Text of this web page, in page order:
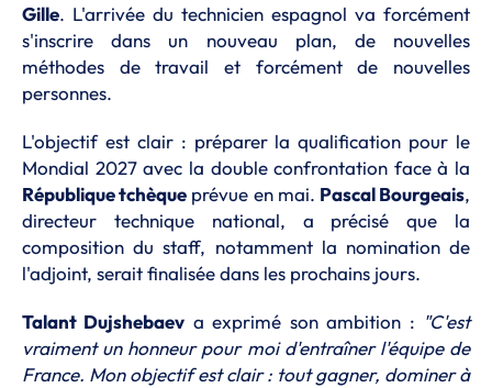
Gille. L'arrivée du technicien espagnol va forcément
s'inscrire dans un nouveau plan, de nouvelles
méthodes de travail et forcément de nouvelles
personnes.
L'objectif est clair : préparer la qualification pour le
Mondial 2027 avec la double confrontation face à la
République tchèque prévue en mai. Pascal Bourgeais,
directeur technique national, a précisé que la
composition du staff, notamment la nomination de
l'adjoint, serait finalisée dans les prochains jours.
Talant Dujshebaev a exprimé son ambition : "C'est
vraiment un honneur pour moi d'entraîner l'équipe de
France. Mon objectif est clair : tout gagner, dominer à